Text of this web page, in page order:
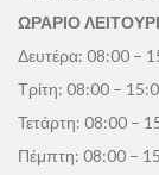
ΩΡΑΡΙΟ
Δευτέρα: 08:00 –
Τρίτη: 08:00 –
Τετάρτη: 08:00 –
Πέμπτη: 08:00 –